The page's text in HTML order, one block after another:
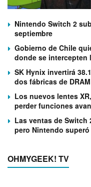
Nintendo Switch 2
septiembre
Gobierno de Chile
donde se intercepten
SK Hynix invertirá
dos fábricas de
Los nuevos lentes
perder funciones
Las ventas de Switch
pero Nintendo
OHMYGEEK! TV